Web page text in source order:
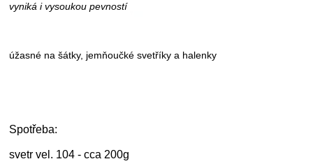
vyniká i vysoukou pevností
úžasné na šátky, jemňoučké svetříky a halenky
Spotřeba:
svetr vel. 104 - cca 200g